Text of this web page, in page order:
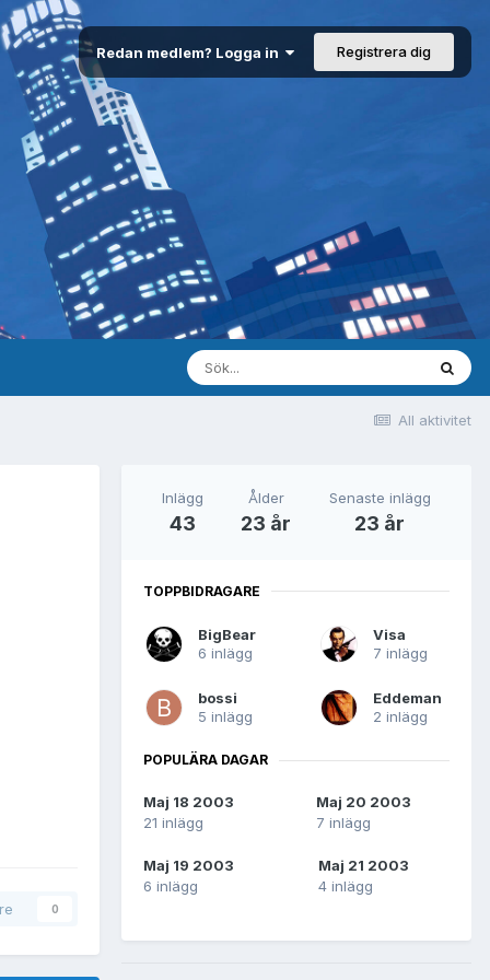
Redan medlem? Logga in Registrera dig
All aktivitet
0
Inlägg
43
Ålder
23 år
Senaste inlägg
23 år
TOPPBIDRAGARE
BigBear
6 inlägg
Visa
7 inlägg
bossi
5 inlägg
Eddeman
2 inlägg
POPULÄRA DAGAR
Maj 18 2003
21 inlägg
Maj 20 2003
7 inlägg
Maj 19 2003
6 inlägg
Maj 21 2003
4 inlägg